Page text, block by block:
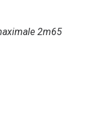
2m65